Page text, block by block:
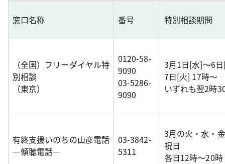
窓口名称 番号 特別相談期間
（全国）フリーダイヤル特
別相談
（東京）
0120-58-
9090
03-5286-
9090
3月1日[水]～6
7日[火] 17時～
いずれも翌2時
有終支援いのちの山彦電話
―傾聴電話―
03-3842-
5311
3月の火・水・
祝日
各日12時～20時